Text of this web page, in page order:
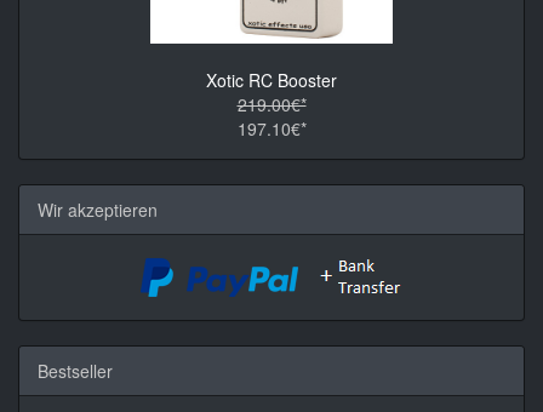
Xotic RC Booster
219.00€*
197.10€*
Wir akzeptieren
Bestseller